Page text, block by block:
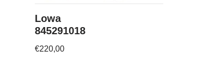
Lowa
845291018
€220,00